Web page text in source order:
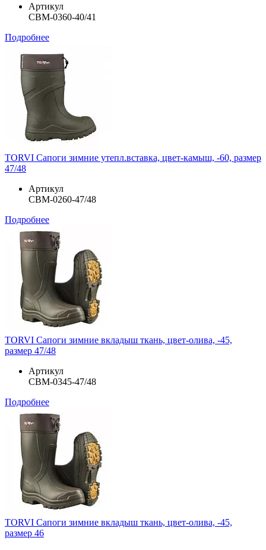
Артикул
СВМ-0360-40/41
Подробнее
TORVI Сапоги зимние утепл.вставка, цвет-камыш, -60, размер
47/48
Артикул
СВМ-0260-47/48
Подробнее
TORVI Сапоги зимние вкладыш ткань, цвет-олива, -45,
размер 47/48
Артикул
СВМ-0345-47/48
Подробнее
TORVI Сапоги зимние вкладыш ткань, цвет-олива, -45,
размер 46